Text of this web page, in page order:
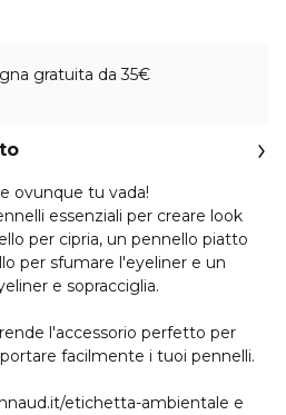
gratuita da 35€
ovunque tu vada!
essenziali per creare look
per cipria, un pennello piatto
per sfumare l'eyeliner e un
e sopracciglia.
l'accessorio perfetto per
facilmente i tuoi pennelli.
etichetta-ambientale e